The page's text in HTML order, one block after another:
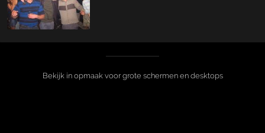
Bekijk in opmaak voor grote schermen en desktops